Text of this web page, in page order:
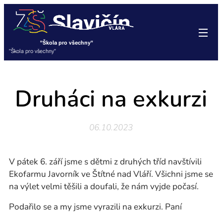
"Škola pro všechny"
"Škola pro všechny"
Druháci na exkurzi
06.10.2023
V pátek 6. září jsme s dětmi z druhých tříd navštívili
Ekofarmu Javorník ve Štítné nad Vláří. Všichni jsme se
na výlet velmi těšili a doufali, že nám vyjde počasí.
Podařilo se a my jsme vyrazili na exkurzi. Paní